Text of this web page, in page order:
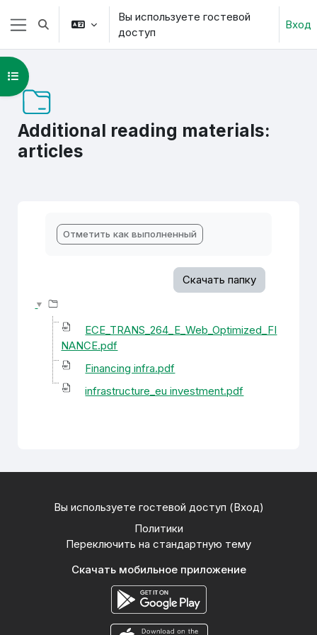
Перейти к основному содержанию
Боковая панель
Изменить данные поисковой строки
Вы используете гостевой
доступ
Вход
Additional reading materials:
articles
Открыть оглавление курса
Отметить как выполненный
Скачать папку
ECE_TRANS_264_E_Web_Optimized_FI
NANCE.pdf
Financing infra.pdf
infrastructure_eu investment.pdf
Вы используете гостевой доступ (Вход)
Политики
Переключить на стандартную тему
Скачать мобильное приложение